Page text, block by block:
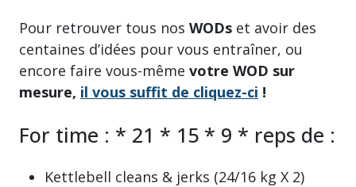
Pour retrouver tous nos WODs et avoir des
centaines d’idées pour vous entraîner, ou
encore faire vous-même votre WOD sur
mesure, il vous suffit de cliquez-ci !
For time : * 21 * 15 * 9 * reps de :
Kettlebell cleans & jerks (24/16 kg X 2)